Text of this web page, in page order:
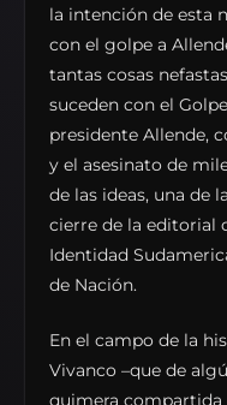
la intención de esta
con el golpe a
tantas cosas
suceden con el
presidente Allende,
y el asesinato de
de las ideas, una de
cierre de la editorial
Identidad
de Nación.
En el campo de la
Vivanco –que de
quimera compartida